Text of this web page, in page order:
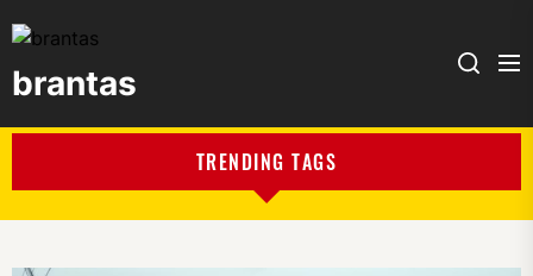
brantas
TRENDING TAGS